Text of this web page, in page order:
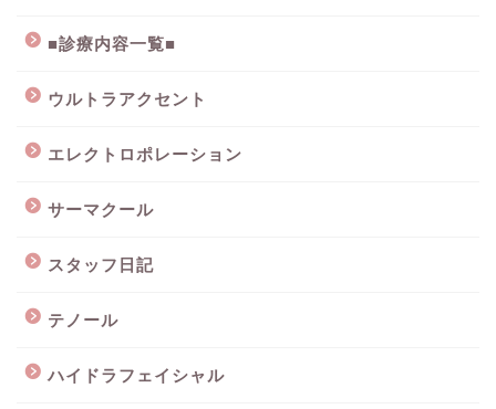
■診療内容一覧■
ウルトラアクセント
エレクトロポレーション
サーマクール
スタッフ日記
テノール
ハイドラフェイシャル